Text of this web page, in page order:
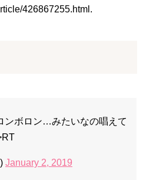
426867255.html.
ンボロン…みたいなの唱えて
January 2, 2019